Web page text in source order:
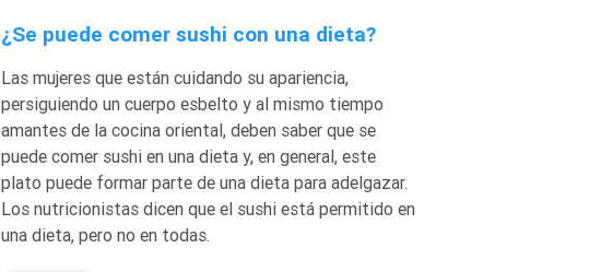
¿Se puede comer sushi con una dieta?
Las mujeres que están cuidando su apariencia,
persiguiendo un cuerpo esbelto y al mismo tiempo
amantes de la cocina oriental, deben saber que se
puede comer sushi en una dieta y, en general, este
plato puede formar parte de una dieta para adelgazar.
Los nutricionistas dicen que el sushi está permitido en
una dieta, pero no en todas.